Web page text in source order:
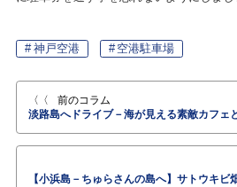
神戸空港 空港駐車場
前のコラム